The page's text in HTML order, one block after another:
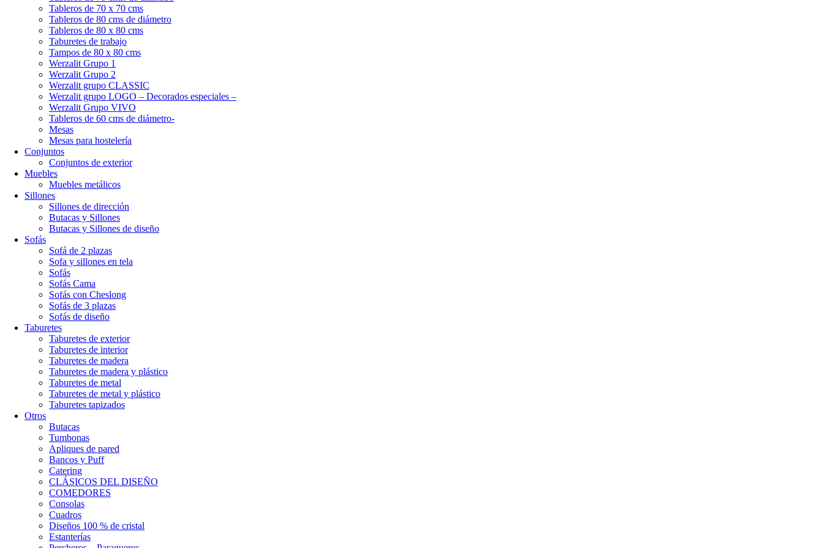
Tableros de 70 x 70 cms
Tableros de 80 cms de diámetro
Tableros de 80 x 80 cms
Taburetes de trabajo
Tampos de 80 x 80 cms
Werzalit Grupo 1
Werzalit Grupo 2
Werzalit grupo CLASSIC
Werzalit grupo LOGO – Decorados especiales –
Werzalit Grupo VIVO
Tableros de 60 cms de diámetro-
Mesas
Mesas para hostelería
Conjuntos
Conjuntos de exterior
Muebles
Muebles metálicos
Sillones
Sillones de dirección
Butacas y Sillones
Butacas y Sillones de diseño
Sofás
Sofá de 2 plazas
Sofa y sillones en tela
Sofás
Sofás Cama
Sofás con Cheslong
Sofás de 3 plazas
Sofás de diseño
Taburetes
Taburetes de exterior
Taburetes de interior
Taburetes de madera
Taburetes de madera y plástico
Taburetes de metal
Taburetes de metal y plástico
Taburetes tapizados
Otros
Butacas
Tumbonas
Apliques de pared
Bancos y Puff
Catering
CLÁSICOS DEL DISEÑO
COMEDORES
Consolas
Cuadros
Diseños 100 % de cristal
Estanterías